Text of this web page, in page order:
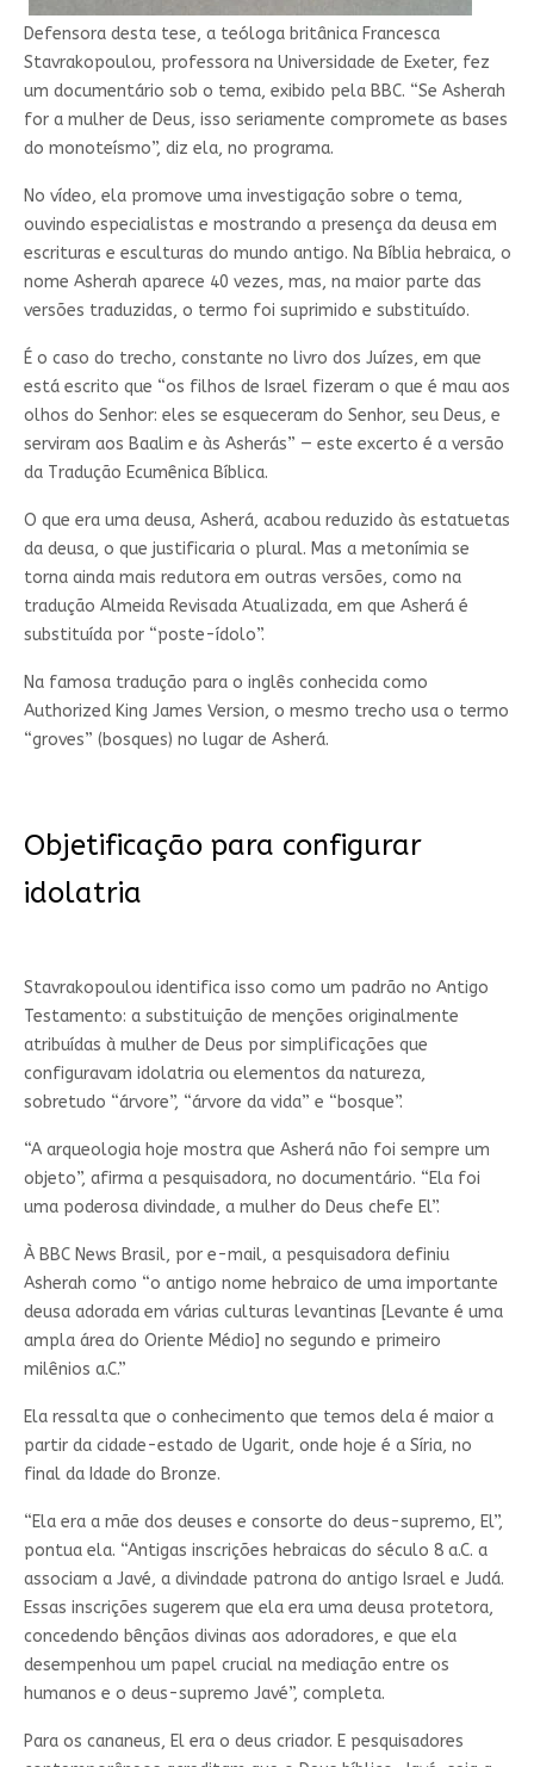
Defensora desta tese, a teóloga britânica Francesca
Stavrakopoulou, professora na Universidade de Exeter, fez
um documentário sob o tema, exibido pela BBC. “Se Asherah
for a mulher de Deus, isso seriamente compromete as bases
do monoteísmo”, diz ela, no programa.
No vídeo, ela promove uma investigação sobre o tema,
ouvindo especialistas e mostrando a presença da deusa em
escrituras e esculturas do mundo antigo. Na Bíblia hebraica, o
nome Asherah aparece 40 vezes, mas, na maior parte das
versões traduzidas, o termo foi suprimido e substituído.
É o caso do trecho, constante no livro dos Juízes, em que
está escrito que “os filhos de Israel fizeram o que é mau aos
olhos do Senhor: eles se esqueceram do Senhor, seu Deus, e
serviram aos Baalim e às Asherás” — este excerto é a versão
da Tradução Ecumênica Bíblica.
O que era uma deusa, Asherá, acabou reduzido às estatuetas
da deusa, o que justificaria o plural. Mas a metonímia se
torna ainda mais redutora em outras versões, como na
tradução Almeida Revisada Atualizada, em que Asherá é
substituída por “poste-ídolo”.
Na famosa tradução para o inglês conhecida como
Authorized King James Version, o mesmo trecho usa o termo
“groves” (bosques) no lugar de Asherá.
Objetificação para configurar
idolatria
Stavrakopoulou identifica isso como um padrão no Antigo
Testamento: a substituição de menções originalmente
atribuídas à mulher de Deus por simplificações que
configuravam idolatria ou elementos da natureza,
sobretudo “árvore”, “árvore da vida” e “bosque”.
“A arqueologia hoje mostra que Asherá não foi sempre um
objeto”, afirma a pesquisadora, no documentário. “Ela foi
uma poderosa divindade, a mulher do Deus chefe El”.
À BBC News Brasil, por e-mail, a pesquisadora definiu
Asherah como “o antigo nome hebraico de uma importante
deusa adorada em várias culturas levantinas [Levante é uma
ampla área do Oriente Médio] no segundo e primeiro
milênios a.C.”
Ela ressalta que o conhecimento que temos dela é maior a
partir da cidade-estado de Ugarit, onde hoje é a Síria, no
final da Idade do Bronze.
“Ela era a mãe dos deuses e consorte do deus-supremo, El”,
pontua ela. “Antigas inscrições hebraicas do século 8 a.C. a
associam a Javé, a divindade patrona do antigo Israel e Judá.
Essas inscrições sugerem que ela era uma deusa protetora,
concedendo bênçãos divinas aos adoradores, e que ela
desempenhou um papel crucial na mediação entre os
humanos e o deus-supremo Javé”, completa.
Para os cananeus, El era o deus criador. E pesquisadores